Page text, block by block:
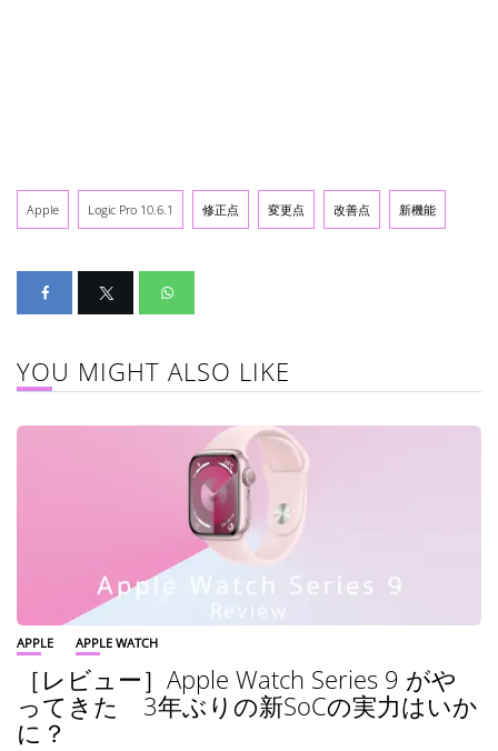
Apple Logic Pro 10.6.1 修正点 変更点 改善点 新機能
YOU MIGHT ALSO LIKE
APPLE APPLE WATCH
［レビュー］Apple Watch Series 9 がや
ってきた 3年ぶりの新SoCの実力はいか
に？